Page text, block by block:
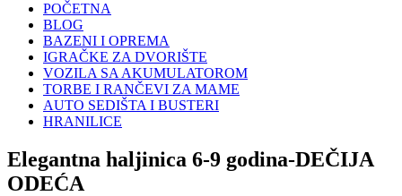
POČETNA
BLOG
BAZENI I OPREMA
IGRAČKE ZA DVORIŠTE
VOZILA SA AKUMULATOROM
TORBE I RANČEVI ZA MAME
AUTO SEDIŠTA I BUSTERI
HRANILICE
Elegantna haljinica 6-9 godina-DEČIJA
ODEĆA